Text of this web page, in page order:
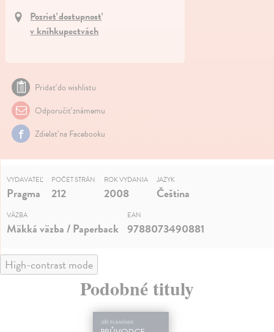
Pozrieť dostupnosť
v kníhkupectvách
Pridať do wishlistu
Odporučiť známemu
Zdielať na Facebooku
VYDAVATEĽ
Pragma
POČET STRÁN
212
ROK VYDANIA
2008
JAZYK
Čeština
VÄZBA
Mäkká väzba / Paperback
EAN
9788073490881
High-contrast mode
Podobné tituly